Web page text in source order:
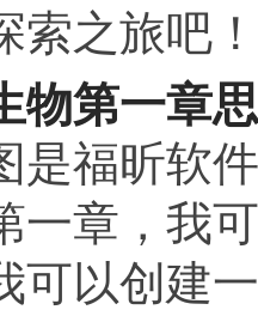
索之旅吧！
物第一章
是福昕软
一章，我
可以创建